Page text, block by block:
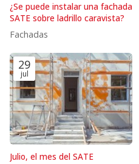
¿Se puede instalar una fachada
SATE sobre ladrillo caravista?
Fachadas
29
jul
Julio, el mes del SATE